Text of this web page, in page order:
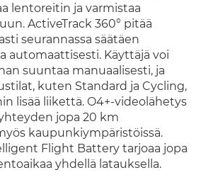
lentoreitin ja varmistaa
ActiveTrack 360° pitää
seurannassa säätäen
automaattisesti. Käyttäjä voi
suuntaa manuaalisesti, ja
kuten Standard ja Cycling,
lisää liikettä. O4+-videolähetys
jopa 20 km
kaupunkiympäristöissä.
Flight Battery tarjoaa jopa
yhdellä latauksella.